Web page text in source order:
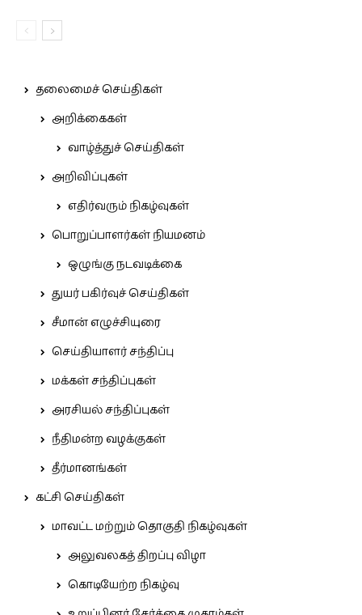
தலைமைச் செய்திகள்
அறிக்கைகள்
வாழ்த்துச் செய்திகள்
அறிவிப்புகள்
எதிர்வரும் நிகழ்வுகள்
பொறுப்பாளர்கள் நியமனம்
ஒழுங்கு நடவடிக்கை
துயர் பகிர்வுச் செய்திகள்
சீமான் எழுச்சியுரை
செய்தியாளர் சந்திப்பு
மக்கள் சந்திப்புகள்
அரசியல் சந்திப்புகள்
நீதிமன்ற வழக்குகள்
தீர்மானங்கள்
கட்சி செய்திகள்
மாவட்ட மற்றும் தொகுதி நிகழ்வுகள்
அலுவலகத் திறப்பு விழா
கொடியேற்ற நிகழ்வு